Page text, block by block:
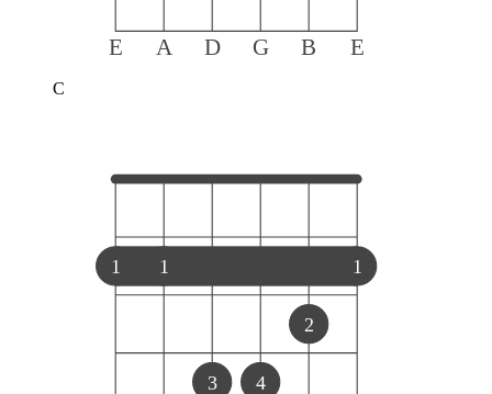
E A D G B E
C
1 1 1
3 4
2